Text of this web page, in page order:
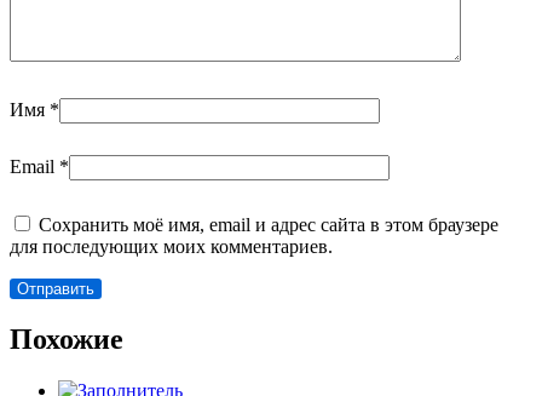
Имя *
Email *
Сохранить моё имя, email и адрес сайта в этом браузере
для последующих моих комментариев.
Похожие